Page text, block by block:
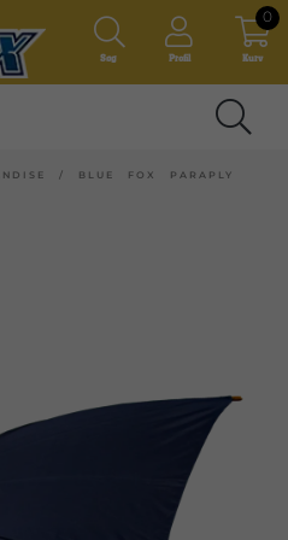
Søg Profil Kurv
0
/ BLUE FOX PARAPLY